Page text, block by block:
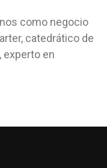
como negocio
catedrático de
experto en